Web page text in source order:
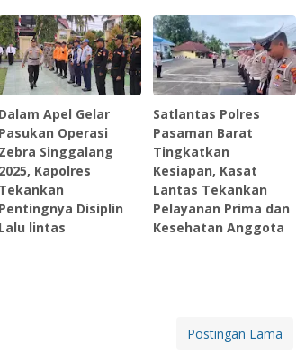
Dalam Apel Gelar
Pasukan Operasi
Zebra Singgalang
2025, Kapolres
Tekankan
Pentingnya Disiplin
Lalu lintas
‎Satlantas Polres
Pasaman Barat
Tingkatkan
Kesiapan, Kasat
Lantas Tekankan
Pelayanan Prima dan
Kesehatan Anggota ‎
Postingan Lama